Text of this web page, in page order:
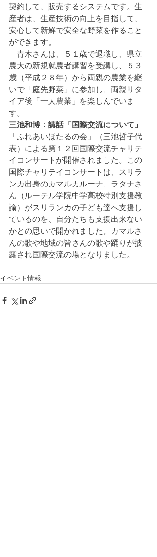
契約して、販売するシステムです。生
産者は、生産技術の向上を目指して、
安心して新鮮で安全な野菜を作ること
ができます。
青木さんは、５１歳で退職し、県立
農大の新規就農者講習を受講し、５３
歳（平成２８年）から両親の農業を継
いで「庭先野菜」に参加し、両親リタ
イア後「一人農業」を楽しんでいま
す。
三池和博：講話「国際交流について」
「ふれあいほたるの会」（三池哲子代
表）による第１２回国際交流チャリテ
イコンサートが開催されました。この
国際チャリテイコンサートは、スリラ
ンカ出身のカマルカルーナ、ラタナさ
ん（ルーテル学院中学高校特別支援教
諭）がスリランカの子ども達へ支援し
ているのを、自分たちも支援出来ない
かとの思いで開かれました。カマルさ
んの歌や地域の皆さんの歌や踊りが披
露され国際交流の場となりました。
イベント情報